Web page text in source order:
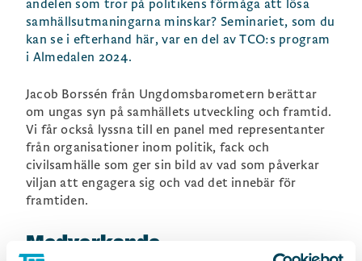
andelen som tror på politikens förmåga att lösa
samhällsutmaningarna minskar? Seminariet, som du
kan se i efterhand här, var en del av TCO:s program
i Almedalen 2024.
Jacob Borssén från Ungdomsbarometern berättar
om ungas syn på samhällets utveckling och framtid.
Vi får också lyssna till en panel med representanter
från organisationer inom politik, fack och
civilsamhälle som ger sin bild av vad som påverkar
viljan att engagera sig och vad det innebär för
framtiden.
Medverkande